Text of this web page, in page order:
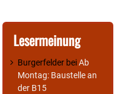
Lesermeinung
Burgerfelder beiAb
Montag: Baustelle an
der B15